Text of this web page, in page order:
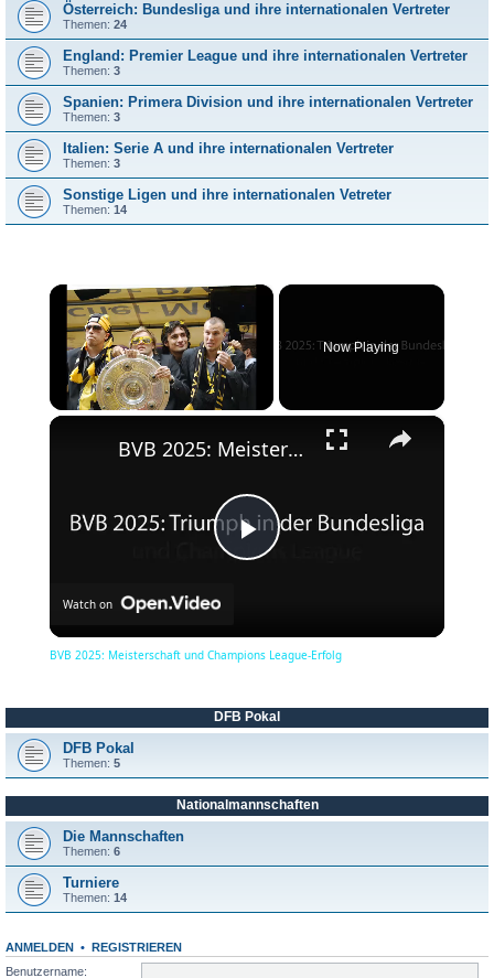
Österreich: Bundesliga und ihre internationalen Vertreter
Themen: 24
England: Premier League und ihre internationalen Vertreter
Themen: 3
Spanien: Primera Division und ihre internationalen Vertreter
Themen: 3
Italien: Serie A und ihre internationalen Vertreter
Themen: 3
Sonstige Ligen und ihre internationalen Vetreter
Themen: 14
×
Now Playing
×
P
V
d
BVB 2025: Meisterschaft und Champions League-Erfolg
Watch on
BVB 2025: Meisterschaft und Champions League-Erfolg
DFB Pokal
DFB Pokal
Themen: 5
Nationalmannschaften
Die Mannschaften
Themen: 6
Turniere
Themen: 14
ANMELDEN •
REGISTRIEREN
Benutzername: